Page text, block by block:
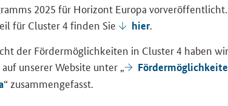
2025 für Ho­ri­zont Eu­ro­pa
für Clus­ter 4 fin­den Sie hier.
der För­der­mög­lich­kei­ten in Clus­ter 4 haben
un­se­rer Web­site unter „
“ zu­sam­men­ge­fasst.